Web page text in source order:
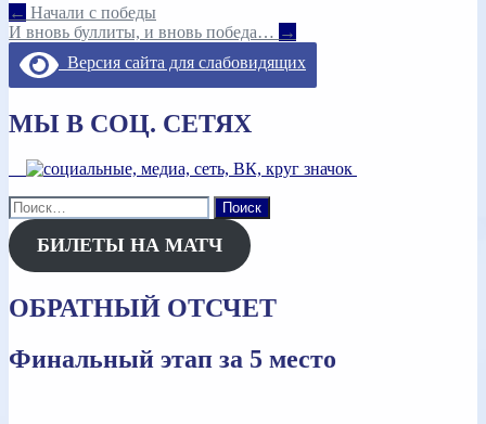
Навигация
по
записям
← Начали с победы
И вновь буллиты, и вновь победа… →
Версия сайта для слабовидящих
МЫ В СОЦ. СЕТЯХ
Найти:
БИЛЕТЫ НА МАТЧ
ОБРАТНЫЙ ОТСЧЕТ
Финальный этап за 5 место